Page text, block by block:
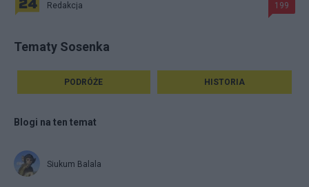
Redakcja 199
Tematy Sosenka
PODRÓŻE HISTORIA
Blogi na ten temat
Siukum Balala